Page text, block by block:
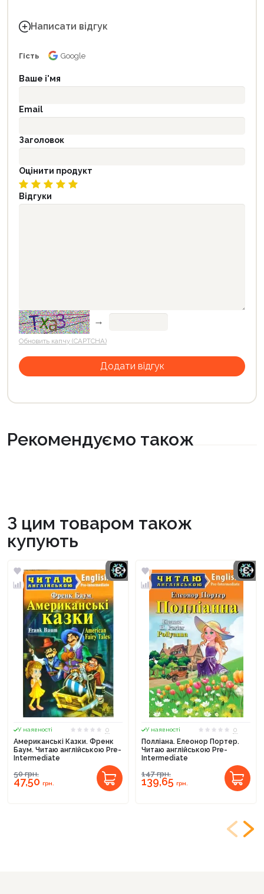
Написати відгук
Гість Google
Ваше і'мя
Email
Заголовок
Оцінити продукт
Відгуки
→
Обновить капчу (CAPTCHA)
Рекомендуємо також
З цим товаром також
купують
У наявності
0
Американські Казки. Френк
Баум. Читаю англійською Pre-
Intermediate
50грн.
47,50 грн.
У наявності
0
Полліана. Елеонор Портер.
Читаю англійською Pre-
Intermediate
147грн.
139,65 грн.